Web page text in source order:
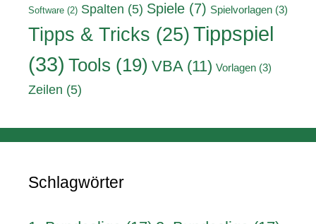
Software (2) Spalten (5) Spiele (7) Spielvorlagen (3)
Tipps & Tricks (25)Tippspiel
(33) Tools (19) VBA(11) Vorlagen (3)
Zeilen (5)
Schlagwörter